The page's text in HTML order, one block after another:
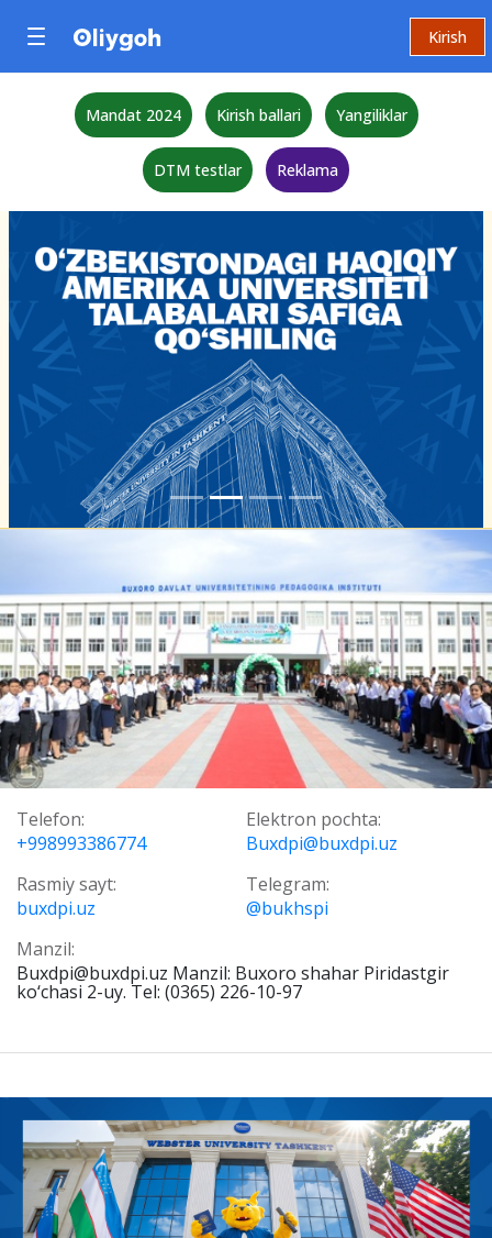
Kirish
Mandat 2024 Kirish ballari Yangiliklar
DTM testlar Reklama
Telefon:
+998993386774
Elektron pochta:
Buxdpi@buxdpi.uz
Rasmiy sayt:
buxdpi.uz
Telegram:
@bukhspi
Manzil:
Buxdpi@buxdpi.uz Manzil: Buxoro shahar Piridastgir
ko‘chasi 2-uy. Tel: (0365) 226-10-97